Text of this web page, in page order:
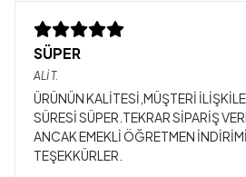
SÜPER
ALİ T.
ÜRÜNÜN KALİTESİ,MÜŞTERİ
SÜRESİ SÜPER.TEKRAR SİPARİŞ
ANCAK EMEKLİ ÖĞRETMEN
TEŞEKKÜRLER.